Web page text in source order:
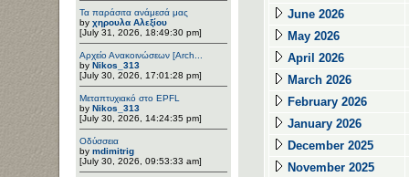
Τα παράσιτα ανάμεσά μας
by χηρουλα Αλεξίου
[July 31, 2026, 18:49:30 pm]
Αρχείο Ανακοινώσεων [Arch...
by Nikos_313
[July 30, 2026, 17:01:28 pm]
Μεταπτυχιακό στο EPFL
by Nikos_313
[July 30, 2026, 14:24:35 pm]
Οδύσσεια
by mdimitrig
[July 30, 2026, 09:53:33 am]
June 2026
May 2026
April 2026
March 2026
February 2026
January 2026
December 2025
November 2025